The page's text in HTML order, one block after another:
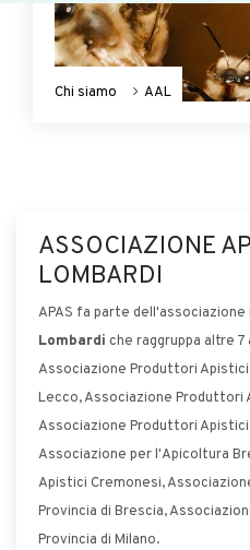
Chi siamo AAL
ASSOCIAZIONE
LOMBARDI
APAS fa parte dell'associazione
Lombardi che raggruppa altre
Associazione Produttori Apistici
Lecco, Associazione Produttori
Associazione Produttori Apistici
Associazione per l'Apicoltura
Apistici Cremonesi,
Provincia di Brescia,
Provincia di Milano.